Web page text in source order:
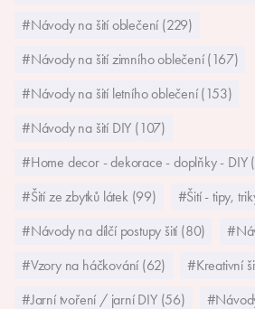
#Návody na šití oblečení (229)
#Návody na šití zimního oblečení (167)
#Návody na šití letního oblečení (153)
#Návody na šití DIY (107)
#Home decor - dekorace - doplňky - DIY
#Šití ze zbytků látek (99)
#Šití - tipy,
#Návody na dílčí postupy šití (80)
#Vzory na háčkování (62)
#Kreativní
#Jarní tvoření / jarní DIY (56)